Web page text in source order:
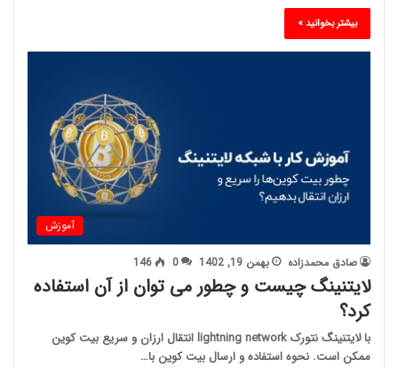
بیشتر بخوانید »
آموزش
صادق محمدزاده بهمن 19, 1402 0
146
لایتنینگ چیست و چطور می توان از آن استفاده
کرد؟
با لایتنینگ نتورک lightning network انتقال ارزان و سریع بیت کوین
ممکن است. نحوه استفاده و ارسال بیت کوین با…